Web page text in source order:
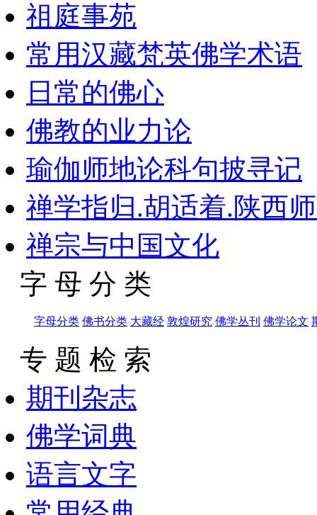
祖庭事苑
常用汉藏梵英佛学术语
日常的佛心
佛教的业力论
瑜伽师地论科句披寻记
禅学指归.胡适着.陕西
禅宗与中国文化
字 母 分 类
字母分类 佛书分类 大藏经 敦煌研究 佛学丛刊 佛学论文
专 题 检 索
期刊杂志
佛学词典
语言文字